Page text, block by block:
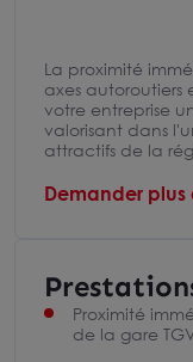
La proximité
axes autoroutiers
votre entreprise
valorisant dans
attractifs de la
Demander
Proximité
de la gare